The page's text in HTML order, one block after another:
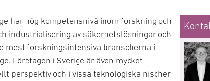
har hög kompetensnivå inom forskning och
industrialisering av säkerhetslösningar och
mest forskningsintensiva branscherna i
Företagen i Sverige är även mycket
perspektiv och i vissa teknologiska nischer